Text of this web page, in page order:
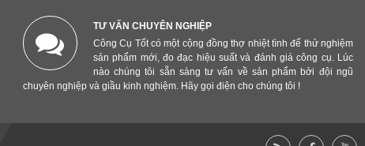
TƯ VẤN CHUYÊN NGHIỆP
Công Cụ Tốt có một cộng đồng thợ nhiệt tình để thử nghiệm
sản phẩm mới, đo đạc hiệu suất và đánh giá công cụ. Lúc
nào chúng tôi sẵn sàng tư vấn về sản phẩm bởi đội ngũ
chuyên nghiệp và giầu kinh nghiệm. Hãy gọi điện cho chúng tôi !